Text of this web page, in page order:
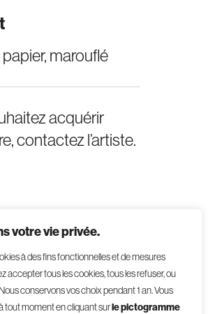
votre vie privée.
à des fins fonctionnelles et de mesures
accepter tous les cookies, tous les refuser, ou
conservons vos choix pendant 1 an.Vous
tout moment en cliquant surle pictogramme
marouflé
acquérir
contactez l’artiste.